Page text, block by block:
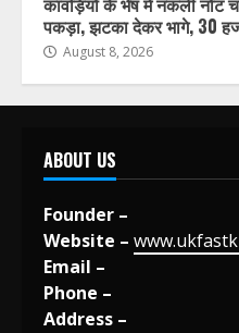
पकड़ा, झटका देकर भागे, 30
August 8, 2026
ABOUT US
Founder –
Website –
Email –
Phone –
Address –